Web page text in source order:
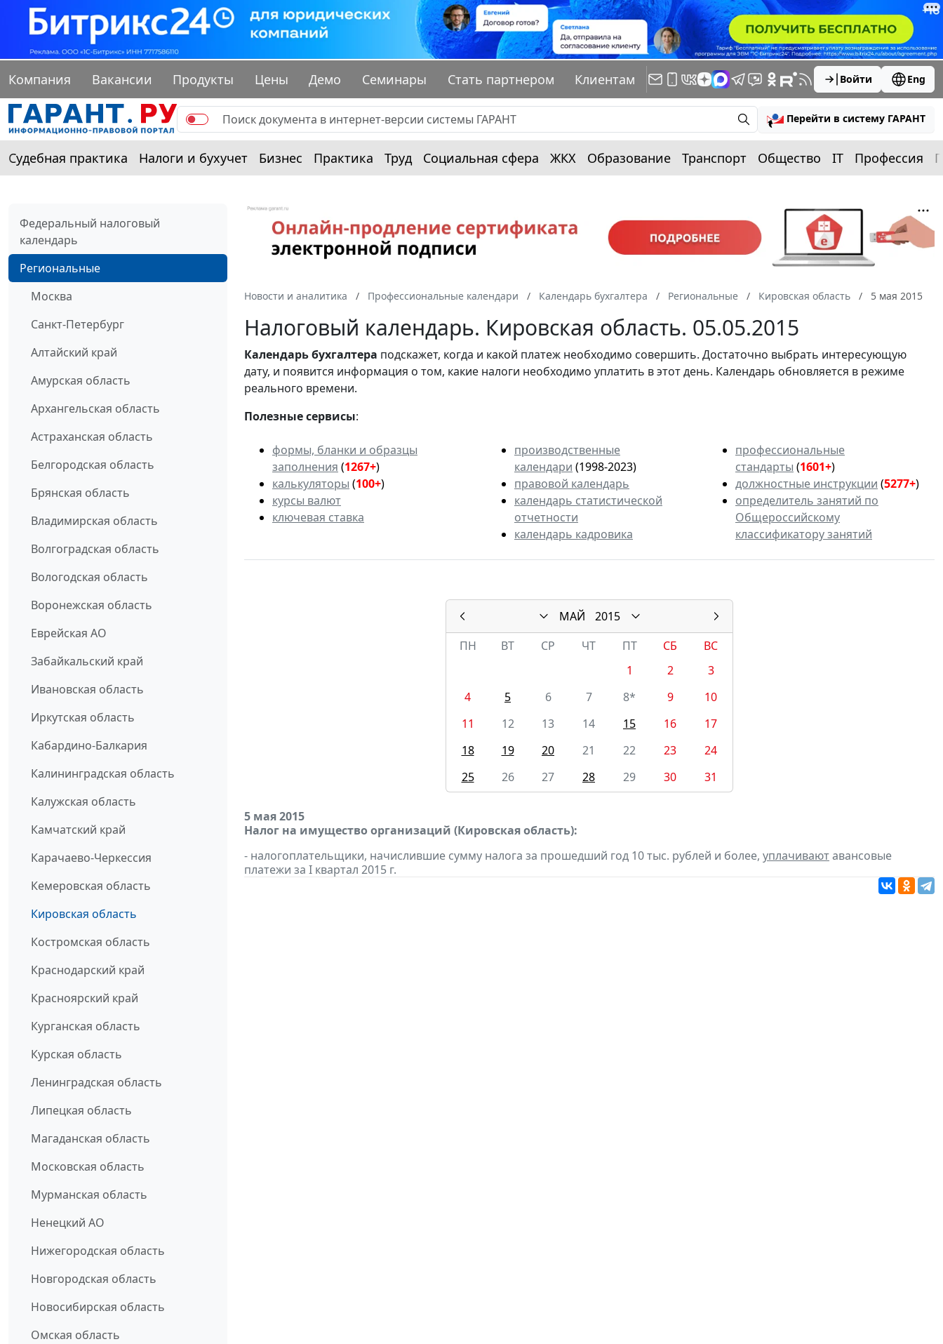
Компания Вакансии Продукты Цены Демо Семинары Стать партнером Клиентам Войти Eng
Перейти в систему ГАРАНТ
Судебная практика Налоги и бухучет Бизнес Практика Труд Социальная сфера ЖКХ Образование Транспорт Общество IT Профессия
Федеральный налоговый
календарь
Региональные
Москва
Санкт-Петербург
Алтайский край
Амурская область
Архангельская область
Астраханская область
Белгородская область
Брянская область
Владимирская область
Волгоградская область
Вологодская область
Воронежская область
Еврейская АО
Забайкальский край
Ивановская область
Иркутская область
Кабардино-Балкария
Калининградская область
Калужская область
Камчатский край
Карачаево-Черкессия
Кемеровская область
Кировская область
Костромская область
Краснодарский край
Красноярский край
Курганская область
Курская область
Ленинградская область
Липецкая область
Магаданская область
Московская область
Мурманская область
Ненецкий АО
Нижегородская область
Новгородская область
Новосибирская область
Омская область
Новости и аналитика Профессиональные календари Календарь бухгалтера Региональные Кировская область 5 мая 2015
Налоговый календарь. Кировская область. 05.05.2015
Календарьбухгалтера подскажет, когда и какой платеж необходимо совершить. Достаточно выбрать интересующую
дату, и появится информация о том, какие налоги необходимо уплатить в этот день. Календарь обновляется в режиме
реального времени.
Полезные сервисы:
формы, бланки и образцы
заполнения (1267+)
калькуляторы (100+)
курсы валют
ключевая ставка
производственные
календари (1998-2023)
правовой календарь
календарь статистической
отчетности
календарь кадровика
профессиональные
стандарты (1601+)
должностные инструкции (5277+)
определитель занятий по
Общероссийскому
классификатору занятий
МАЙ
2015
ПН
ВТ СР ЧТ ПТ СБ
ВС
1
2
3
4
5 6 7 8* 9
10
11
12 13 14 15 16
17
18
19 20 21 22 23
24
25
26 27 28 29 30 31
5 мая 2015
Налог на имущество организаций (Кировская область):
- налогоплательщики, начислившие сумму налога за прошедший год 10 тыс. рублей и более, уплачиваютавансовые
платежи за I квартал 2015 г.